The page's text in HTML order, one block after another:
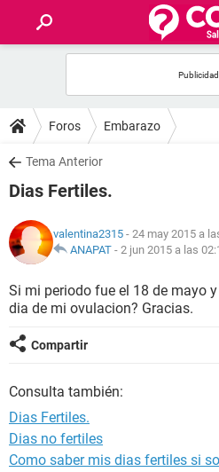
FOROS
SALUD
NUTRICIÓN
BIENESTAR
SEXUALIDAD
GLOSARIO
Foros Embarazo
Tema Anterior
Dias Fertiles.
valentina2315 - 24 may 2015 a
ANAPAT - 2 jun 2015 a las
Si mi periodo fue el 18 de mayo
dia de mi ovulacion? Gracias.
Compartir
Consulta también:
Dias Fertiles.
Dias no fertiles
Como saber mis dias fertiles si